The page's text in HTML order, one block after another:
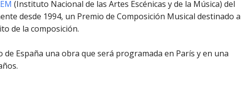
(Instituto Nacional de las Artes Escénicas y de la Música) del
desde 1994, un Premio de Composición Musical destinado a
de la composición.
España una obra que será programada en París y en una